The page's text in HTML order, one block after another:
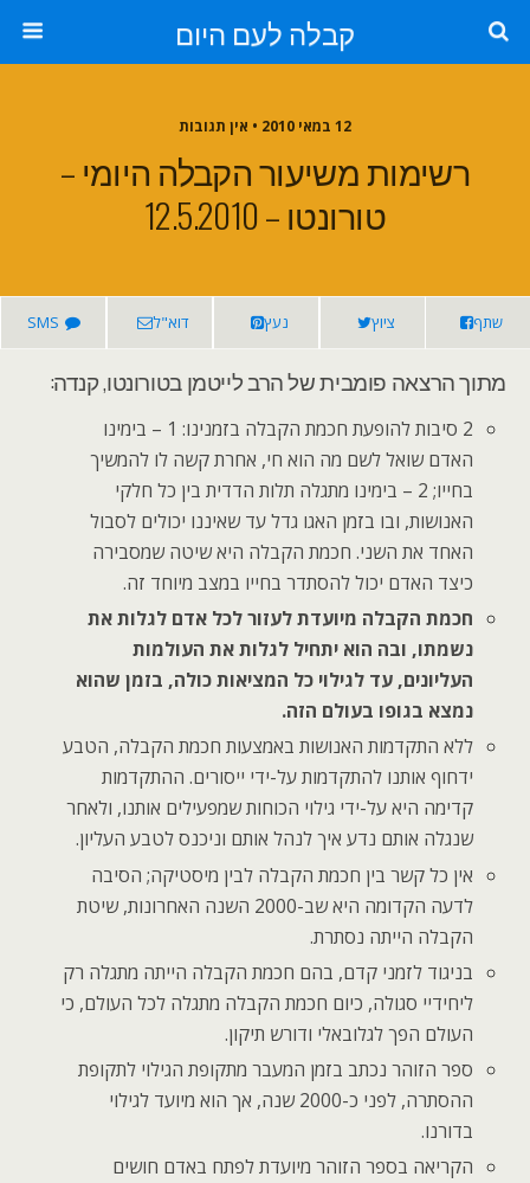
קבלה לעם היום
12 במאי 2010 • אין תגובות
רשימות משיעור הקבלה היומי –
טורונטו – 12.5.2010
שתף ציוץ נעץ דוא"ל SMS
מתוך הרצאה פומבית של הרב לייטמן בטורונטו, קנדה:
2 סיבות להופעת חכמת הקבלה בזמנינו: 1 – בימינו
האדם שואל לשם מה הוא חי, אחרת קשה לו להמשיך
בחייו; 2 – בימינו מתגלה תלות הדדית בין כל חלקי
האנושות, ובו בזמן האגו גדל עד שאיננו יכולים לסבול
האחד את השני. חכמת הקבלה היא שיטה שמסבירה
כיצד האדם יכול להסתדר בחייו במצב מיוחד זה.
חכמת הקבלה מיועדת לעזור לכל אדם לגלות את
נשמתו, ובה הוא יתחיל לגלות את העולמות
העליונים, עד לגילוי כל המציאות כולה, בזמן שהוא
נמצא בגופו בעולם הזה.
ללא התקדמות האנושות באמצעות חכמת הקבלה, הטבע
ידחוף אותנו להתקדמות על-ידי ייסורים. ההתקדמות
קדימה היא על-ידי גילוי הכוחות שמפעילים אותנו, ולאחר
שנגלה אותם נדע איך לנהל אותם וניכנס לטבע העליון.
אין כל קשר בין חכמת הקבלה לבין מיסטיקה; הסיבה
לדעה הקדומה היא שב-2000 השנה האחרונות, שיטת
הקבלה הייתה נסתרת.
בניגוד לזמני קדם, בהם חכמת הקבלה הייתה מתגלה רק
ליחידיי סגולה, כיום חכמת הקבלה מתגלה לכל העולם, כי
העולם הפך לגלובאלי ודורש תיקון.
ספר הזוהר נכתב בזמן המעבר מתקופת הגילוי לתקופת
ההסתרה, לפני כ-2000 שנה, אך הוא מיועד לגילוי
בדורנו.
הקריאה בספר הזוהר מיועדת לפתח באדם חושים